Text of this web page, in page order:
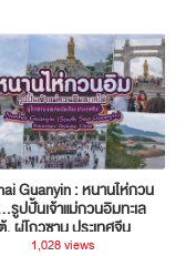
Guanyin : หนานไห่กวน
รูปปั้นเจ้าแม่กวนอิมทะเล
, ผู่โถวซาน ประเทศจีน
1,028 views